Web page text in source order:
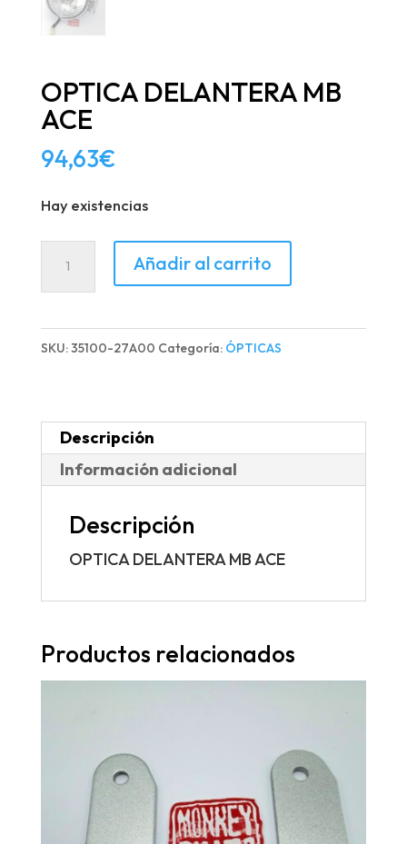
OPTICA DELANTERA MB
ACE
94,63€
Hay existencias
DELANTERA
ACE
Añadir al carrito
SKU:35100-27A00 Categoría: ÓPTICAS
Descripción
Información adicional
Descripción
OPTICA DELANTERA MB ACE
Productos relacionados